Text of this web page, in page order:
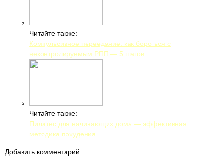
Читайте также:
Компульсивное переедание: как бороться с
неконтролируемым РПП — 5 шагов
Читайте также:
Пилатес для начинающих дома — эффективная
методика похудения
Добавить комментарий